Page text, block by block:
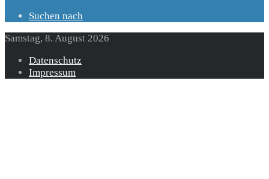
Suchen nach
Samstag, 8. August 2026
Datenschutz
Impressum